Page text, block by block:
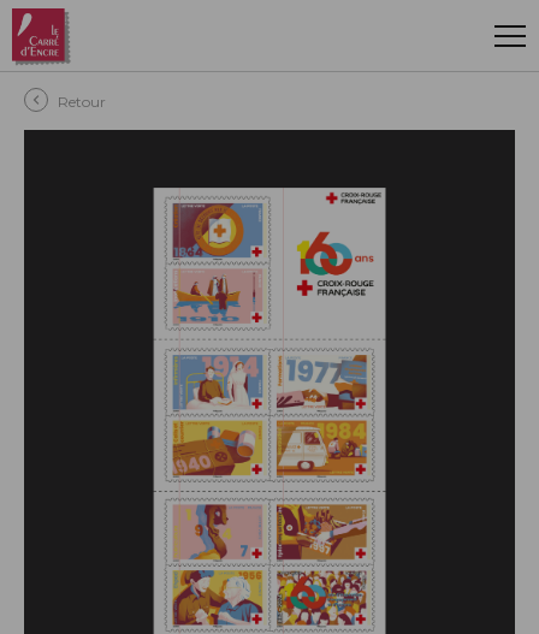
Aller au contenu principal
Retour